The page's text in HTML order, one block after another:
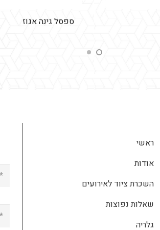
ספסל גינה אגוז
ראשי
אודות
השכרת ציוד לאירועים
שאלות נפוצות
גלריה